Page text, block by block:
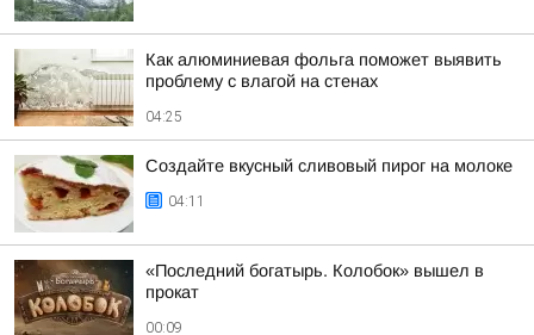
Как алюминиевая фольга поможет выявить
проблему с влагой на стенах
04:25
Создайте вкусный сливовый пирог на молоке
04:11
«Последний богатырь. Колобок» вышел в
прокат
00:09